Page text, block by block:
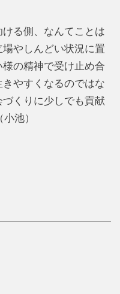
る側、なんてことは
やしんどい状況に置
の精神で受け止め合
やすくなるのではな
くりに少しでも貢献
（小池）